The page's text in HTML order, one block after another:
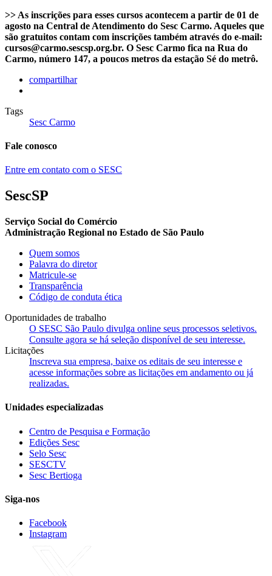
>> As inscrições para esses cursos acontecem a partir de 01 de
agosto na Central de Atendimento do Sesc Carmo. Aqueles que
são gratuitos contam com inscrições também através do e-mail:
cursos@carmo.sescsp.org.br. O Sesc Carmo fica na Rua do
Carmo, número 147, a poucos metros da estação Sé do metrô.
compartilhar
Tags
Sesc Carmo
Fale conosco
Entre em contato com o SESC
SescSP
Serviço Social do Comércio
Administração Regional no Estado de São Paulo
Quem somos
Palavra do diretor
Matricule-se
Transparência
Código de conduta ética
Oportunidades de trabalho
O SESC São Paulo divulga online seus processos seletivos.
Consulte agora se há seleção disponível de seu interesse.
Licitações
Inscreva sua empresa, baixe os editais de seu interesse e
acesse informações sobre as licitações em andamento ou já
realizadas.
Unidades especializadas
Centro de Pesquisa e Formação
Edições Sesc
Selo Sesc
SESCTV
Sesc Bertioga
Siga-nos
Facebook
Instagram